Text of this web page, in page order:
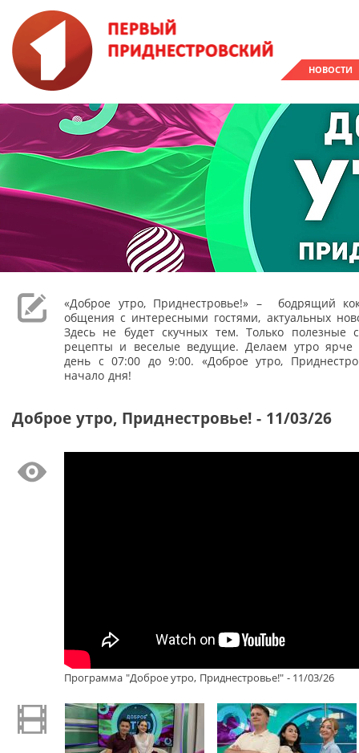
НОВОСТИ
«Доброе утро, Приднестровье!» – бодрящий
общения с интересными гостями, актуальных
Здесь не будет скучных тем. Только полезные
рецепты и веселые ведущие. Делаем утро ярче
день с 07:00 до 9:00. «Доброе утро,
начало дня!
Доброе утро, Приднестровье! - 11/03/26
Программа "Доброе утро, Приднестровье!" - 11/03/26